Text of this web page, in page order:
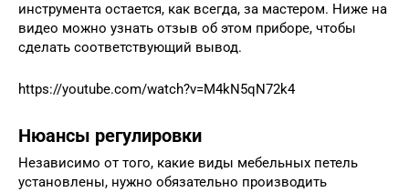
инструмента остается, как всегда, за мастером. Ниже на
видео можно узнать отзыв об этом приборе, чтобы
сделать соответствующий вывод.
https://youtube.com/watch?v=M4kN5qN72k4
Нюансы регулировки
Независимо от того, какие виды мебельных петель
установлены, нужно обязательно производить